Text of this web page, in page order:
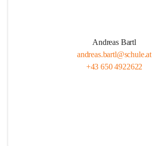
Andreas Bartl
andreas.bartl@schule.at
+43 650 4922622